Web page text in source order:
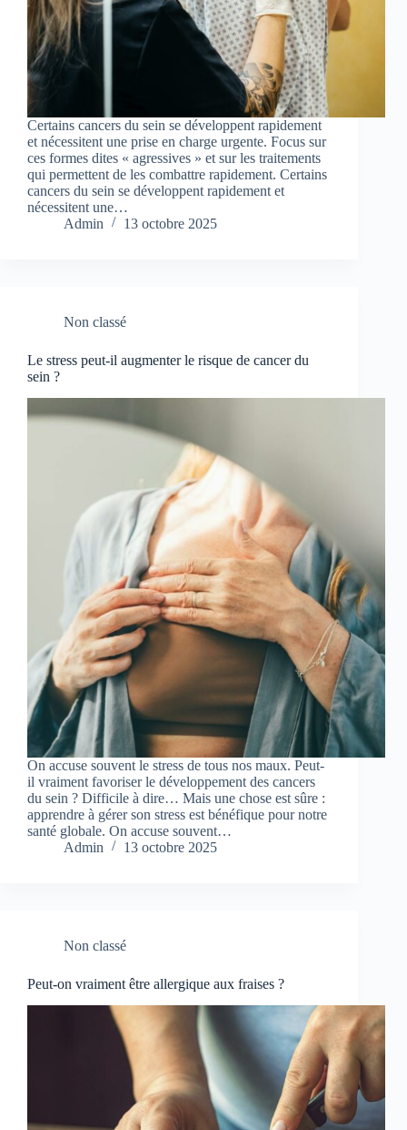
Certains cancers du sein se développent rapidement
et nécessitent une prise en charge urgente. Focus sur
ces formes dites « agressives » et sur les traitements
qui permettent de les combattre rapidement. Certains
cancers du sein se développent rapidement et
nécessitent une…
Admin
13 octobre 2025
Non classé
Le stress peut-il augmenter le risque de cancer du
sein ?
On accuse souvent le stress de tous nos maux. Peut-
il vraiment favoriser le développement des cancers
du sein ? Difficile à dire… Mais une chose est sûre :
apprendre à gérer son stress est bénéfique pour notre
santé globale. On accuse souvent…
Admin
13 octobre 2025
Non classé
Peut-on vraiment être allergique aux fraises ?